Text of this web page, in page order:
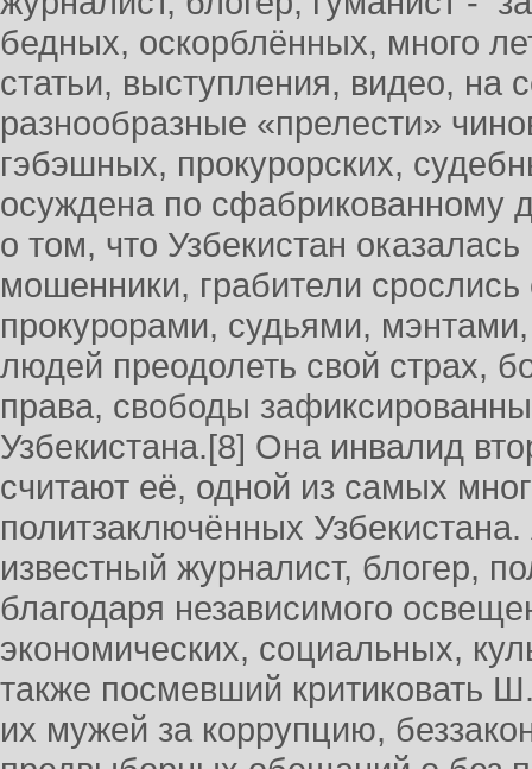
бедных, оскорблённых, много
статьи, выступления, видео, на
разнообразные «прелести»
гэбэшных, прокурорских,
осуждена по сфабрикованному
о том, что Узбекистан
мошенники, грабители
прокурорами, судьями,
людей преодолеть свой страх,
права, свободы
Узбекистана.[8] Она инвалид
считают её, одной из самых
политзаключённых
известный журналист, блогер,
благодаря независимого
экономических, социальных,
также посмевший критиковать
их мужей за коррупцию,